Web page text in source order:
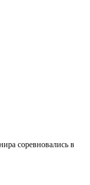
соревновались в